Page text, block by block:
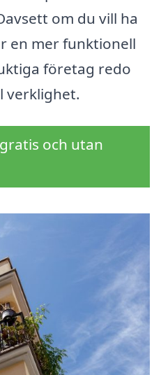
om du vill ha
en mer funktionell
företag redo
verklighet.
och utan